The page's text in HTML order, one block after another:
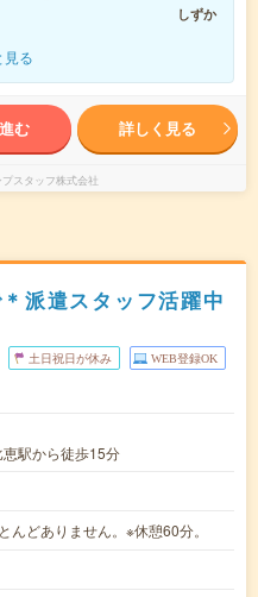
しずか
見る
む 詳しく見る
スタッフ株式会社
派遣スタッフ活躍中
土日祝日が休み WEB登録OK
駅から徒歩15分
どありません。※休憩60分。